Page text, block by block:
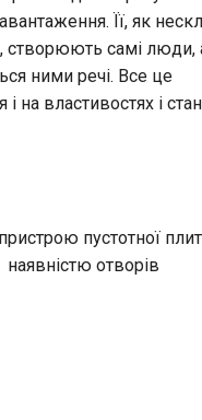
Її, як
створюють самі люди,
ними речі. Все це
і на властивостях і
пустотної
наявністю отворів